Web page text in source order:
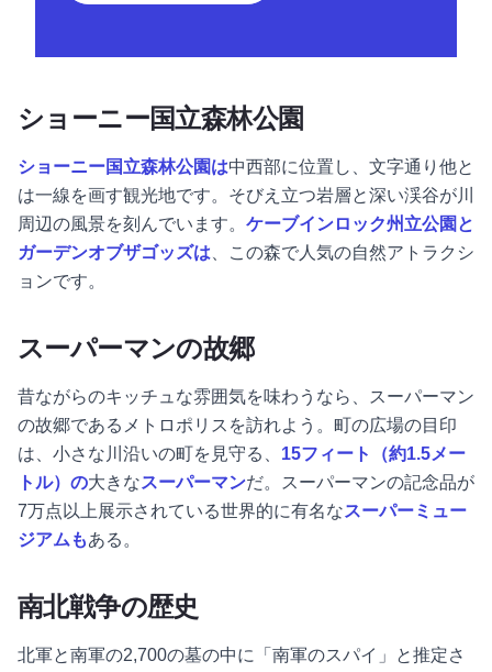
ショーニー国立森林公園
ショーニー国立森林公園は中西部に位置し、文字通り他と
は一線を画す観光地です。そびえ立つ岩層と深い渓谷が川
周辺の風景を刻んでいます。 ケーブインロック州立公園と
ガーデンオブザゴッズは、この森で人気の自然アトラクシ
ョンです。
スーパーマンの故郷
昔ながらのキッチュな雰囲気を味わうなら、スーパーマン
の故郷であるメトロポリスを訪れよう。町の広場の目印
は、小さな川沿いの町を見守る、 15フィート（約1.5メー
トル）の大きなスーパーマンだ。スーパーマンの記念品が
7万点以上展示されている世界的に有名なスーパーミュー
ジアムもある。
南北戦争の歴史
北軍と南軍の2,700の墓の中に「南軍のスパイ」と推定さ